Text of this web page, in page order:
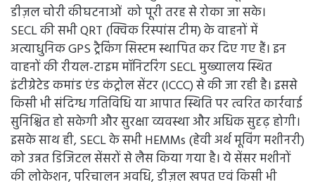
डीज़ल चोरी कीघटनाओं को पूरी तरह से रोका जा सके।
SECL की सभी QRT (क्विक रिस्पांस टीम) के वाहनों में
अत्याधुनिक GPS ट्रैकिंग सिस्टम स्थापित कर दिए गए हैं। इन
वाहनों की रीयल-टाइम मॉनिटरिंग SECL मुख्यालय स्थित
इंटीग्रेटेड कमांड एंड कंट्रोल सेंटर (ICCC) से की जा रही है। इससे
किसी भी संदिग्ध गतिविधि या आपात स्थिति पर त्वरित कार्रवाई
सुनिश्चित हो सकेगी और सुरक्षा व्यवस्था और अधिक सुदृढ़ होगी।
इसके साथ ही, SECL के सभी HEMMs (हेवी अर्थ मूविंग मशीनरी)
को उन्नत डिजिटल सेंसरों से लैस किया गया है। ये सेंसर मशीनों
की लोकेशन, परिचालन अवधि, डीज़ल खपत एवं किसी भी